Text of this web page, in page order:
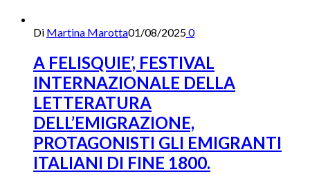
Di Martina Marotta01/08/20250
A FELISQUIE’, FESTIVAL
INTERNAZIONALE DELLA
LETTERATURA
DELL’EMIGRAZIONE,
PROTAGONISTI GLI EMIGRANTI
ITALIANI DI FINE 1800.